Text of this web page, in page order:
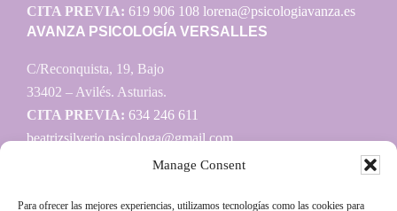
Manage Consent
Para ofrecer las mejores experiencias, utilizamos tecnologías como las cookies para
CITA PREVIA: 619 906 108 lorena@psicologiavanza.es
AVANZA PSICOLOGÍA VERSALLES
C/Reconquista, 19, Bajo
33402 – Avilés. Asturias.
CITA PREVIA: 634 246 611
beatrizsilverio.psicologa@gmail.com